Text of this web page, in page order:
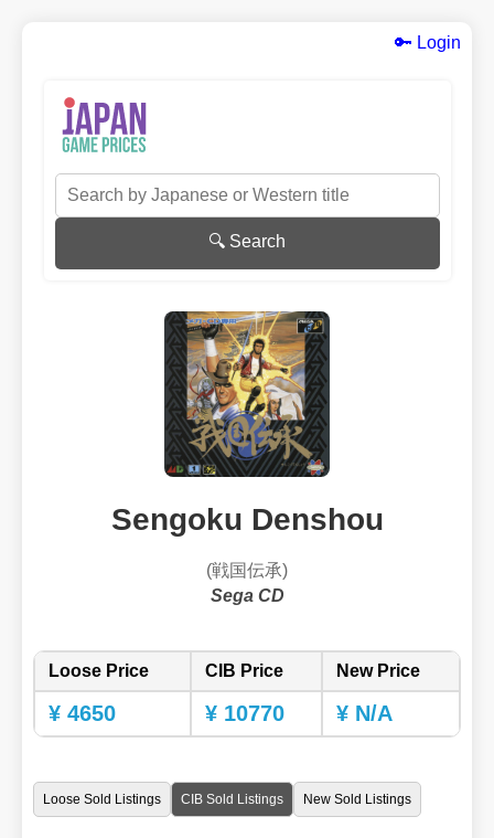
🔑 Login
🔍 Search
Sengoku Denshou
(戦国伝承)
Sega CD
Loose Price CIB Price New Price
¥ 4650 ¥ 10770 ¥ N/A
Loose Sold Listings CIB Sold Listings New Sold Listings